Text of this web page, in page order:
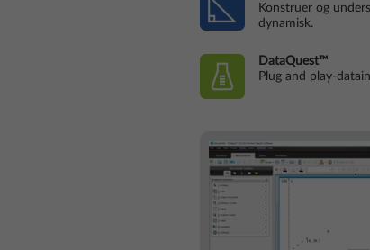
Konstruer og
dynamisk.
DataQuest™
Plug and play-